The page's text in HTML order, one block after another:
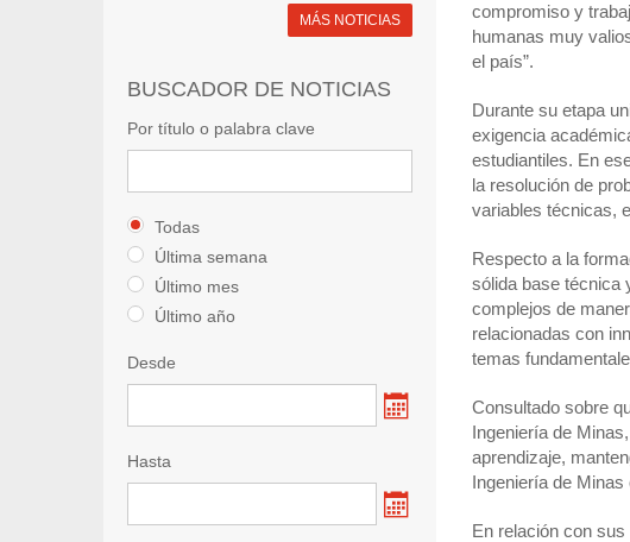
MÁS NOTICIAS
BUSCADOR DE NOTICIAS
Por título o palabra clave
Todas
Última semana
Último mes
Último año
Desde
Hasta
compromiso y
humanas muy
el país”.
Durante su etapa
exigencia
estudiantiles. En
la resolución de
variables técnicas,
Respecto a la
sólida base técnica
complejos de
relacionadas con
temas
Consultado sobre
Ingeniería de
aprendizaje,
Ingeniería de
En relación con